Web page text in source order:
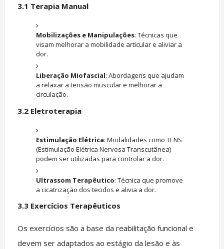
3.1 Terapia Manual
Mobilizações e Manipulações: Técnicas que
visam melhorar a mobilidade articular e aliviar a
dor.
Liberação Miofascial: Abordagens que ajudam
a relaxar a tensão muscular e melhorar a
circulação.
3.2 Eletroterapia
Estimulação Elétrica: Modalidades como TENS
(Estimulação Elétrica Nervosa Transcutânea)
podem ser utilizadas para controlar a dor.
Ultrassom Terapêutico: Técnica que promove
a cicatrização dos tecidos e alivia a dor.
3.3 Exercícios Terapêuticos
Os exercícios são a base da reabilitação funcional e
devem ser adaptados ao estágio da lesão e às